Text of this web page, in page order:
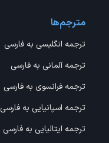
مترجم‌ها
ترجمه انگلیسی به فارسی
ترجمه آلمانی به فارسی
ترجمه فرانسوی به فارسی
ترجمه اسپانیایی به فارسی
ترجمه ایتالیایی به فارسی